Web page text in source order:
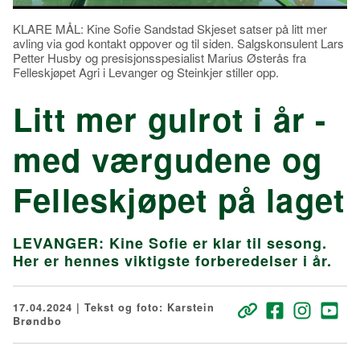
KLARE MÅL: Kine Sofie Sandstad Skjeset satser på litt mer
avling via god kontakt oppover og til siden. Salgskonsulent Lars
Petter Husby og presisjonsspesialist Marius Østerås fra
Felleskjøpet Agri i Levanger og Steinkjer stiller opp.
Litt mer gulrot i år -
med værgudene og
Felleskjøpet på laget
LEVANGER: Kine Sofie er klar til sesong.
Her er hennes viktigste forberedelser i år.
17.04.2024 | Tekst og foto: Karstein
Brøndbo